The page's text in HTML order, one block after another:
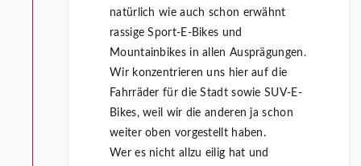
natürlich wie auch schon erwähnt
rassige Sport-E-Bikes und
Mountainbikes in allen Ausprägungen.
Wir konzentrieren uns hier auf die
Fahrräder für die Stadt sowie SUV-E-
Bikes, weil wir die anderen ja schon
weiter oben vorgestellt haben.
Wer es nicht allzu eilig hat und